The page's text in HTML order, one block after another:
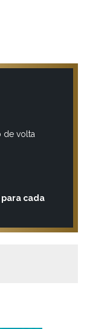
de volta
cada